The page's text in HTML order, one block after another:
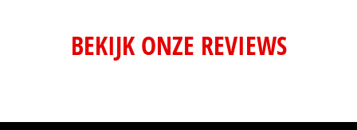
BEKIJK ONZE REVIEWS